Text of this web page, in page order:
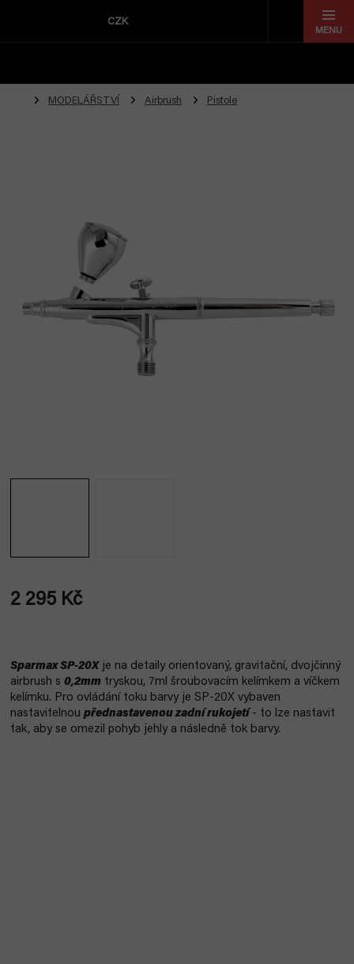
CZK
MODELÁŘSTVÍ Airbrush Pistole
2 295 Kč
Sparmax SP-20X je na detaily orientovaný, gravitační, dvojčinný
airbrush s 0,2mm tryskou, 7ml šroubovacím kelímkem a víčkem
kelímku. Pro ovládání toku barvy je SP-20X vybaven
nastavitelnou přednastavenou zadní rukojetí - to lze nastavit
tak, aby se omezil pohyb jehly a následně tok barvy.